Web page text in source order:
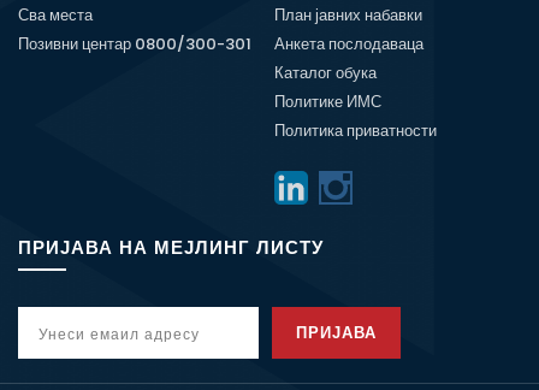
Сва места
Позивни центар 0800/300-301
План јавних набавки
Анкета послодаваца
Каталог обука
Политике ИМС
Политика приватности
ПРИЈАВА НА МЕЈЛИНГ ЛИСТУ
ПРИЈАВА